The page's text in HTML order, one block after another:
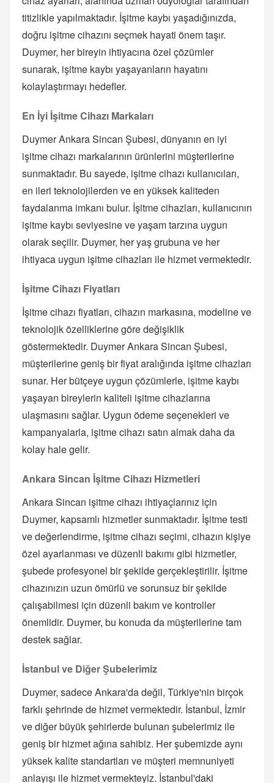
titizlikle yapılmaktadır. İşitme kaybı yaşadığınızda,
doğru işitme cihazını seçmek hayati önem taşır.
Duymer, her bireyin ihtiyacına özel çözümler
sunarak, işitme kaybı yaşayanların hayatını
kolaylaştırmayı hedefler.
En İyi İşitme Cihazı Markaları
Duymer Ankara Sincan Şubesi, dünyanın en iyi
işitme cihazı markalarının ürünlerini müşterilerine
sunmaktadır. Bu sayede, işitme cihazı kullanıcıları,
en ileri teknolojilerden ve en yüksek kaliteden
faydalanma imkanı bulur. İşitme cihazları, kullanıcının
işitme kaybı seviyesine ve yaşam tarzına uygun
olarak seçilir. Duymer, her yaş grubuna ve her
ihtiyaca uygun işitme cihazları ile hizmet vermektedir.
İşitme Cihazı Fiyatları
İşitme cihazı fiyatları, cihazın markasına, modeline ve
teknolojik özelliklerine göre değişiklik
göstermektedir. Duymer Ankara Sincan Şubesi,
müşterilerine geniş bir fiyat aralığında işitme cihazları
sunar. Her bütçeye uygun çözümlerle, işitme kaybı
yaşayan bireylerin kaliteli işitme cihazlarına
ulaşmasını sağlar. Uygun ödeme seçenekleri ve
kampanyalarla, işitme cihazı satın almak daha da
kolay hale gelir.
Ankara Sincan İşitme Cihazı Hizmetleri
Ankara Sincan işitme cihazı ihtiyaçlarınız için
Duymer, kapsamlı hizmetler sunmaktadır. İşitme testi
ve değerlendirme, işitme cihazı seçimi, cihazın kişiye
özel ayarlanması ve düzenli bakımı gibi hizmetler,
şubede profesyonel bir şekilde gerçekleştirilir. İşitme
cihazınızın uzun ömürlü ve sorunsuz bir şekilde
çalışabilmesi için düzenli bakım ve kontroller
önemlidir. Duymer, bu konuda da müşterilerine tam
destek sağlar.
İstanbul ve Diğer Şubelerimiz
Duymer, sadece Ankara'da değil, Türkiye'nin birçok
farklı şehrinde de hizmet vermektedir. İstanbul, İzmir
ve diğer büyük şehirlerde bulunan şubelerimiz ile
geniş bir hizmet ağına sahibiz. Her şubemizde aynı
yüksek kalite standartları ve müşteri memnuniyeti
anlayışı ile hizmet vermekteyiz. İstanbul'daki